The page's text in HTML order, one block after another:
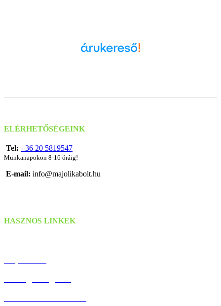
ELÉRHETŐSÉGEINK
Tel: +36 20 5819547
Munkanapokon 8-16 óráig!
E-mail: info@majolikabolt.hu
HASZNOS LINKEK